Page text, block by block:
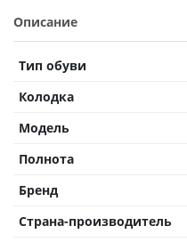
Описание
Тип обуви
Колодка
Модель
Полнота
Бренд
Страна-производитель